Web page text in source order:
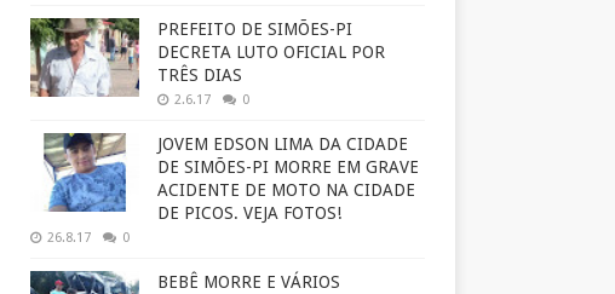
PREFEITO DE SIMÕES-PI
DECRETA LUTO OFICIAL POR
TRÊS DIAS
2.6.17 0
JOVEM EDSON LIMA DA CIDADE
DE SIMÕES-PI MORRE EM GRAVE
ACIDENTE DE MOTO NA CIDADE
DE PICOS. VEJA FOTOS!
26.8.17 0
BEBÊ MORRE E VÁRIOS